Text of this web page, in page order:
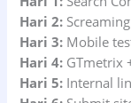
Hari 2:
Hari 3: Mobile
Hari 4: GTmetrix
Hari 5: Internal